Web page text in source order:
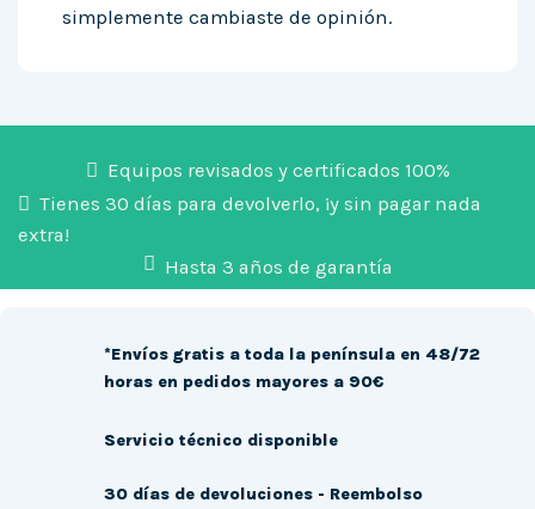
simplemente cambiaste de opinión.
Equipos revisados y certificados 100%
Tienes 30 días para devolverlo, ¡y sin pagar nada
extra!
Hasta 3 años de garantía
*Envíos gratis a toda la península en 48/72
horas en pedidos mayores a 90€
Servicio técnico disponible
30 días de devoluciones - Reembolso